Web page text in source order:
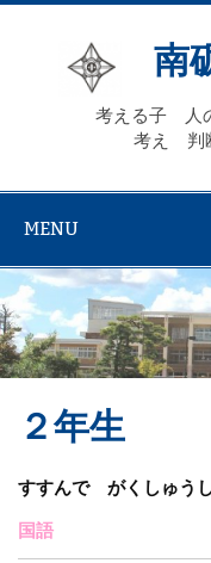
Skip
南
考える子 人の
考え 判
MENU
２年生
すすんで がくしゅう
国語